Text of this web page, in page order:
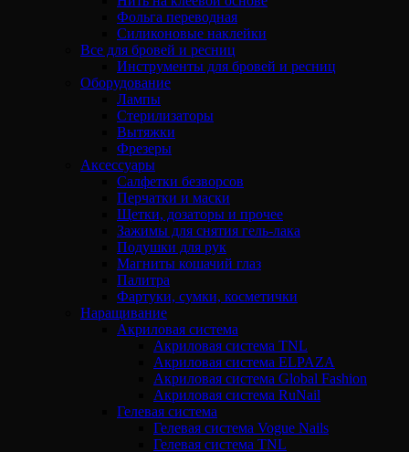
Фольга переводная
Силиконовые наклейки
Все для бровей и ресниц
Инструменты для бровей и ресниц
Оборудование
Лампы
Стерилизаторы
Вытяжки
Фрезеры
Аксессуары
Салфетки безворсов
Перчатки и маски
Щетки, дозаторы и прочее
Зажимы для снятия гель-лака
Подушки для рук
Магниты кошачий глаз
Палитра
Фартуки, сумки, косметички
Наращивание
Акриловая система
Акриловая система TNL
Акриловая система ELPAZA
Акриловая система Global Fashion
Акриловая система RuNail
Гелевая система
Гелевая система Vogue Nails
Гелевая система TNL